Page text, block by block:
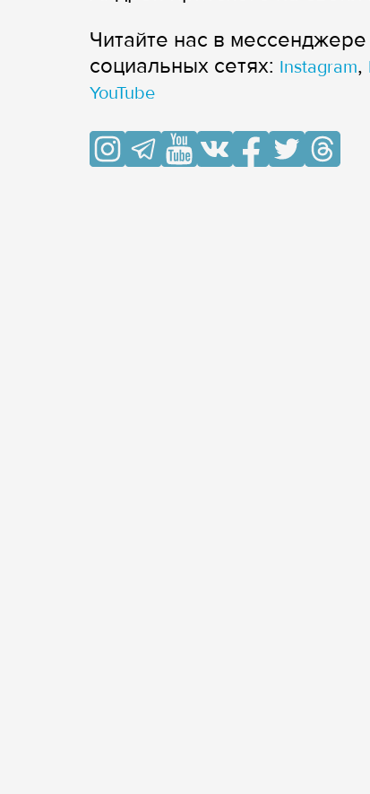
Читайте нас в мессенджере
cоциальных сетях: Instagram,
YouTube